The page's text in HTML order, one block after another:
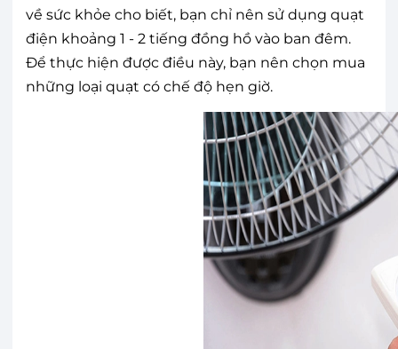
về sức khỏe cho biết, bạn chỉ nên sử dụng quạt
điện khoảng 1 - 2 tiếng đồng hồ vào ban đêm.
Để thực hiện được điều này, bạn nên chọn mua
những loại quạt có chế độ hẹn giờ.